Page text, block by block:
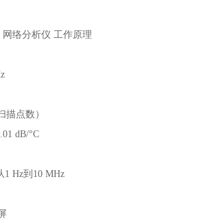
络分析仪 工作原理
描点数）
dB/°C
1 Hz到10 MHz